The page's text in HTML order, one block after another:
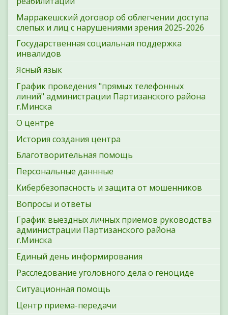
Марракешский договор об облегчении доступа
слепых и лиц с нарушениями зрения 2025-2026
Государственная социальная поддержка
инвалидов
Ясный язык
График проведения "прямых телефонных
линий" администрации Партизанского района
г.Минска
О центре
История создания центра
Благотворительная помощь
Персональные даннные
Кибербезопасность и защита от мошенников
Вопросы и ответы
График выездных личных приемов руководства
администрации Партизанского района
г.Минска
Единый день информирования
Расследование уголовного дела о геноциде
Ситуационная помощь
Центр приема-передачи